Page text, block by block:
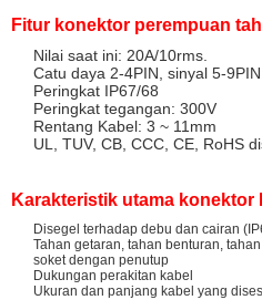
Fitur konektor perempuan
Nilai saat ini: 20A/10rms.
Catu daya 2-4PIN, sinyal 5-
Peringkat IP67/68
Peringkat tegangan: 300V
Rentang Kabel: 3 ~ 11mm
UL, TUV, CB, CCC, CE, RoHS
Karakteristik utama konektor
Disegel terhadap debu dan cairan
Tahan getaran, tahan benturan,
soket dengan penutup
Dukungan perakitan kabel
Ukuran dan panjang kabel yang